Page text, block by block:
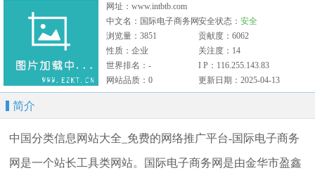
网址：www.intbtb.com
中文名：国际电子商务网安全状态：安全
浏览量：3851
贡献度：6062
性质：企业
关注度：14
世界排名：-
I P：116.255.143.83
网站品质：0
更新日期：2025-04-13
简介
中国分类信息网站大全_免费的网络推广平台-国际电子商务
网是一个站长工具类网站。国际电子商务网是由金华市盈鑫